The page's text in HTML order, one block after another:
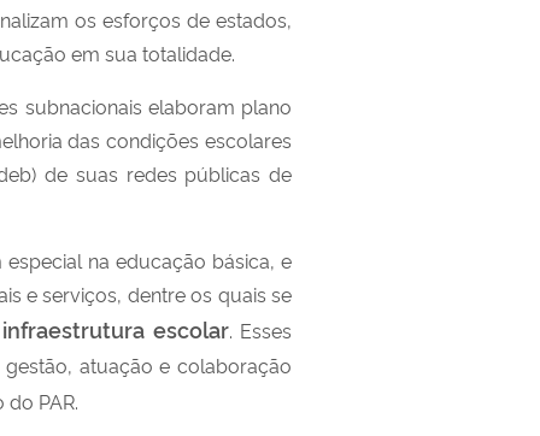
os esforços de estados,
em sua totalidade.
subnacionais elaboram plano
das condições escolares
de suas redes públicas de
na educação básica, e
e serviços, dentre os quais se
escolar. Esses
atuação e colaboração
PAR.